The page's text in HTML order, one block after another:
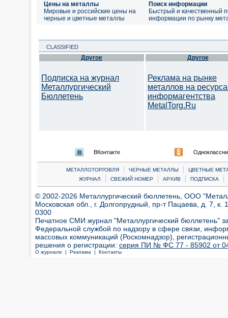
Цены на металлы
Мировые и российские цены на
черные и цветные металлы
Поиск информации
Быстрый и качественный
информации по рынку
CLASSIFIED
Другое
Подписка на журнал
Металлургический
Бюллетень
Другое
Реклама на рынке
металлов на
информагентства
MetalTorg.Ru
ВКонтакте
МЕТАЛЛОТОРГОВЛЯ | ЧЕРНЫЕ МЕТАЛЛЫ |
ЦВЕТНЫЕ
ЖУРНАЛ
| СВЕЖИЙ НОМЕР | АРХИВ | ПОДПИСКА |
© 2002-2026 Металлургический бюллетень, ООО
Московская обл., г. Долгопрудный, пр-т Пацаева, д. 7,
0300
Печатное СМИ журнал "Металлургический бюллетень"
Федеральной службой по надзору в сфере связи,
массовых коммуникаций (Роскомнадзор),
решения о регистрации: серия ПИ № ФС 77 - 85902 от 04
О журнале | Реклама | Контакты